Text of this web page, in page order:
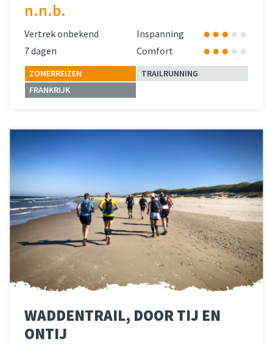
n.n.b.
Vertrek onbekend
Inspanning
7 dagen
Comfort
ZOMERREIZEN
TRAILRUNNING
FRANKRIJK
WADDENTRAIL, DOOR TIJ EN
ONTIJ